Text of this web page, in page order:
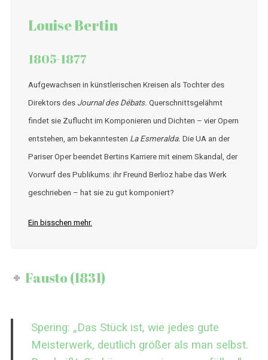
Louise Bertin
1805-1877
Aufgewachsen in künstlerischen Kreisen als Tochter des
Direktors des Journal des Débats. Querschnittsgelähmt
findet sie Zuflucht im Komponieren und Dichten – vier Opern
entstehen, am bekanntesten La Esmeralda. Die UA an der
Pariser Oper beendet Bertins Karriere mit einem Skandal, der
Vorwurf des Publikums: ihr Freund Berlioz habe das Werk
geschrieben – hat sie zu gut komponiert?
Ein bisschen mehr.
Fausto (1831)
Spering: „Das Stück ist, wie jedes gute
Meisterwerk, deutlich größer als man selbst.